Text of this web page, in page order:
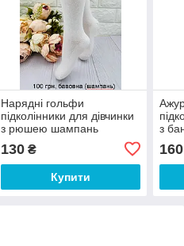
Нарядні гольфи
підколінники для дівчинки
з рюшею шампань
130₴
Купити
з
160